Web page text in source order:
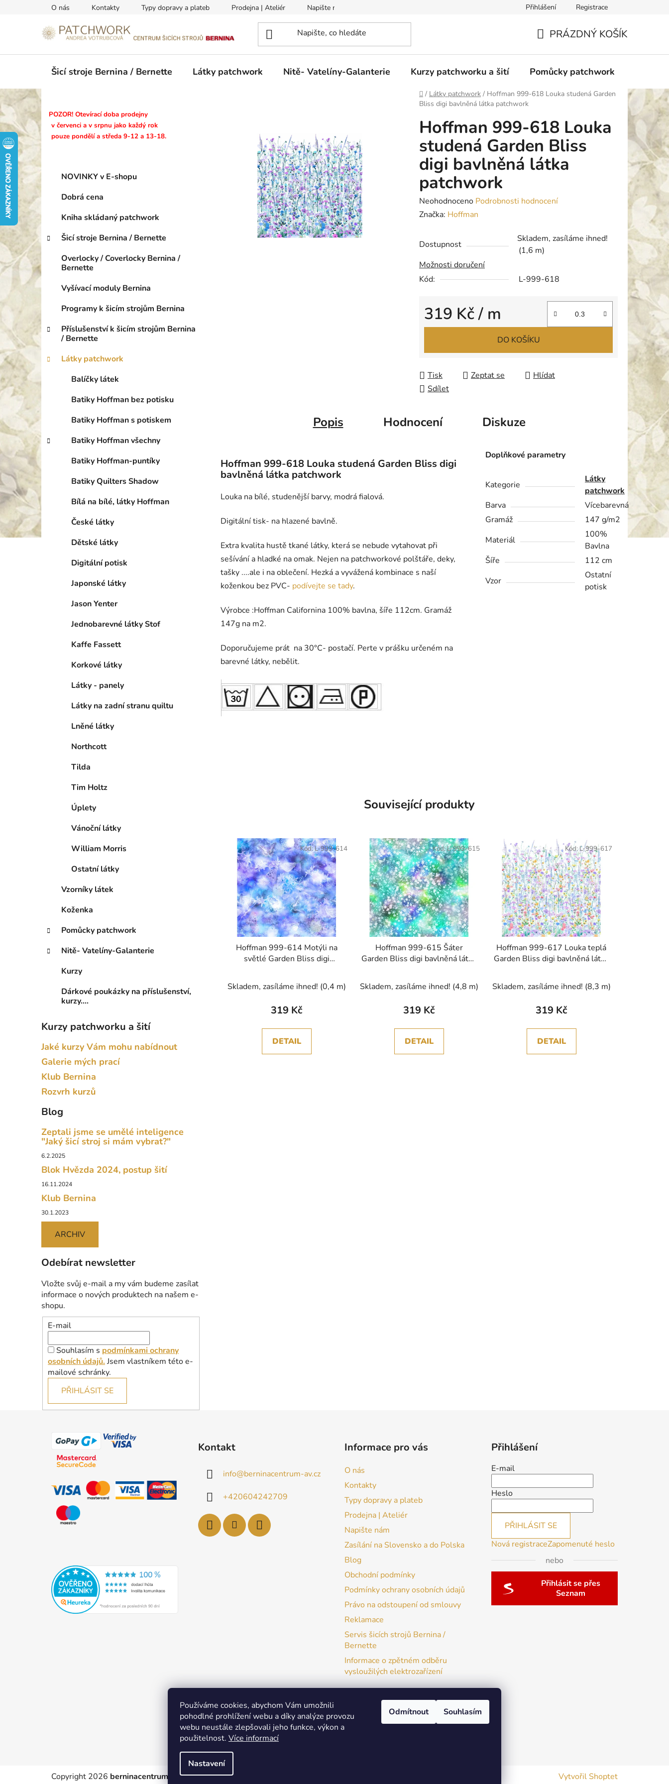
Používáme cookies, abychom Vám umožnili
pohodlné prohlížení webu a díky analýze provozu
webu neustále zlepšovali jeho funkce, výkon a
použitelnost. Více informací
Nastavení
Odmítnout Souhlasím
O nás Kontakty Typy dopravy a plateb Prodejna | Ateliér Napište nám Obchodní podmínky
Přihlášení Registrace
KOŠÍK
PRÁZDNÝ KOŠÍK
Šicí stroje Bernina / Bernette Látky patchwork Nitě- Vatelíny-Galanterie Kurzy patchworku a šití Pomůcky patchwork
Domů
/ Látky patchwork / Hoffman 999-618 Louka studená Garden
Bliss digi bavlněná látka patchwork
P
o
s
r
í
a
e
POZOR! Otevírací doba prodejny
v červenci a v srpnu jako každý rok
pouze pondělí a středa 9-12 a 13-18.
Přeskočit
kategorie
K
g
o
i
NOVINKY v E-shopu
Dobrá cena
Kniha skládaný patchwork
Šicí stroje Bernina / Bernette
Overlocky / Coverlocky Bernina /
Bernette
Vyšívací moduly Bernina
Programy k šicím strojům Bernina
Příslušenství k šicím strojům Bernina
/ Bernette
Látky patchwork
Balíčky látek
Batiky Hoffman bez potisku
Batiky Hoffman s potiskem
Batiky Hoffman všechny
Batiky Hoffman-puntíky
Batiky Quilters Shadow
Bílá na bílé, látky Hoffman
České látky
Dětské látky
Digitální potisk
Japonské látky
Jason Yenter
Jednobarevné látky Stof
Kaffe Fassett
Korkové látky
Látky - panely
Látky na zadní stranu quiltu
Lněné látky
Northcott
Tilda
Tim Holtz
Úplety
Vánoční látky
William Morris
Ostatní látky
Vzorníky látek
Koženka
Pomůcky patchwork
Nitě- Vatelíny-Galanterie
Kurzy
Dárkové poukázky na příslušenství,
kurzy....
Kurzy patchworku a šití
Jaké kurzy Vám mohu nabídnout
Galerie mých prací
Klub Bernina
Rozvrh kurzů
Blog
Zeptali jsme se umělé inteligence
"Jaký šicí stroj si mám vybrat?"
6.2.2025
Blok Hvězda 2024, postup šití
16.11.2024
Klub Bernina
30.1.2023
ARCHIV
Odebírat newsletter
Vložte svůj e-mail a my vám budeme zasílat
informace o nových produktech na našem e-
shopu.
E-mail
Souhlasím s podmínkami ochrany
osobních údajů. Jsem vlastníkem této e-
mailové schránky.
PŘIHLÁSIT SE
Hoffman 999-618 Louka
studená Garden Bliss
digi bavlněná látka
patchwork
Průměrné
hodnocení
je
z
5
Neohodnoceno Podrobnosti hodnocení
Značka: Hoffman
Dostupnost
Skladem, zasíláme ihned!
(1,6 m)
Možnosti doručení
Kód:
L-999-618
319 Kč/ m
Měrná cena:
DO KOŠÍKU
Tisk Zeptat se
Hlídat
Sdílet
Popis Hodnocení Diskuze
Hoffman 999-618 Louka studená Garden Bliss digi
bavlněná látka patchwork
Louka na bílé, studenější barvy, modrá fialová.
Digitální tisk- na hlazené bavlně.
Extra kvalita hustě tkané látky, která se nebude vytahovat při
sešívání a hladké na omak. Nejen na patchworkové polštáře, deky,
tašky ....ale i na oblečení. Hezká a vyvážená kombinace s naší
koženkou bez PVC- podívejte se tady.
Výrobce :Hoffman Californina 100% bavlna, šíře 112cm. Gramáž
147g na m2.
Doporučujeme prát na 30°C- postačí. Perte v prášku určeném na
barevné látky, nebělit.
Doplňkové parametry
Kategorie
Látky
patchwork
Barva
Vícebarevná
Gramáž
147 g/m2
Materiál
100%
Bavlna
Šíře
112 cm
Vzor
Ostatní
potisk
Související produkty
Hoffman 999-614 Motýli na
světlé Garden Bliss digi
Skladem, zasíláme ihned! (0,4 m)
319 Kč
DETAIL
Kód:L-999-614
Hoffman 999-615 Šáter
Garden Bliss digi bavlněná látka
Skladem, zasíláme ihned! (4,8 m)
319 Kč
DETAIL
Kód:L-999-615
Hoffman 999-617 Louka teplá
Garden Bliss digi bavlněná látka
Skladem, zasíláme ihned! (8,3 m)
319 Kč
DETAIL
Kód:L-999-617
Kontakt
info@berninacentrum-av.cz
+420604242709
Informace pro vás
O nás
Kontakty
Typy dopravy a plateb
Prodejna | Ateliér
Napište nám
Zasílání na Slovensko a do Polska
Blog
Obchodní podmínky
Podmínky ochrany osobních údajů
Právo na odstoupení od smlouvy
Reklamace
Servis šicích strojů Bernina /
Bernette
Informace o zpětném odběru
vysloužilých elektrozařízení
Přihlášení
E-mail
Heslo
PŘIHLÁSIT SE
Nová registraceZapomenuté heslo
nebo
Přihlásit se přes
Seznam
patchwork-aja.cz
Vytvořil Shoptet
Copyright 2026 berninacentrum-av.cz. Všechna práva vyhrazena.